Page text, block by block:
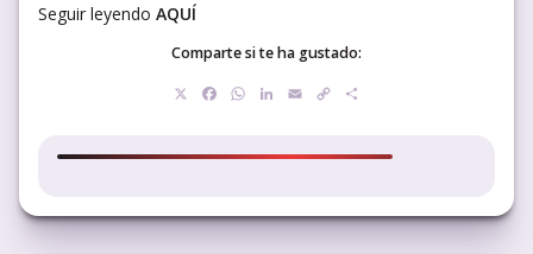
Seguir leyendo AQUÍ
Comparte si te ha gustado:
Facebook
WhatsApp
LinkedIn
EmailCopy